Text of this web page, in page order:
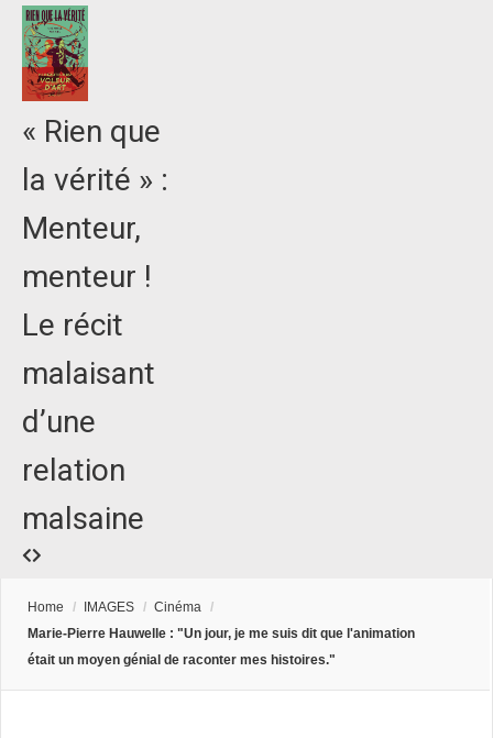
« Rien que
la vérité » :
Menteur,
menteur !
Le récit
malaisant
d’une
relation
malsaine
Home / IMAGES / Cinéma /
Marie-Pierre Hauwelle : "Un jour, je me suis dit que l'animation
était un moyen génial de raconter mes histoires."